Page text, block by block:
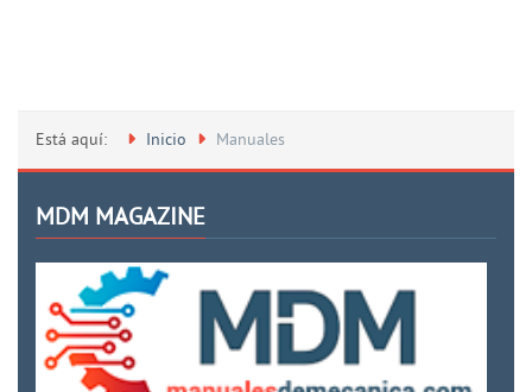
Está aquí: Inicio Manuales
MDM MAGAZINE